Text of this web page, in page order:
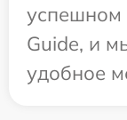
успешном
Guide, и
удобное